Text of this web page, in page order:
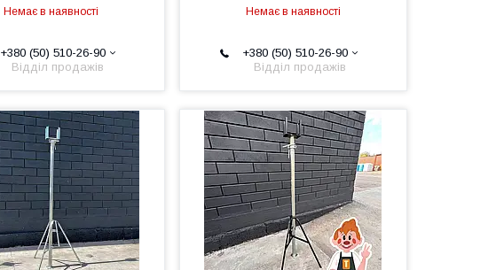
Немає в наявності
+380 (50) 510-26-90
Відділ продажів
Немає в наявності
+380 (50) 510-26-90
Відділ продажів